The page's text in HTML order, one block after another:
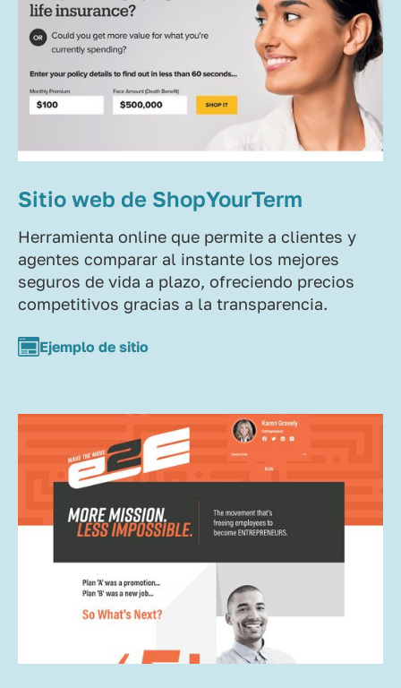
Sitio web de ShopYourTerm
Herramienta online que permite a clientes y
agentes comparar al instante los mejores
seguros de vida a plazo, ofreciendo precios
competitivos gracias a la transparencia.
Ejemplo de sitio